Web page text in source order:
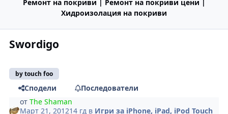
Ремонт на покриви | Ремонт на покриви цени |
Хидроизолация на покриви
Swordigo
by touch foo
Сподели
Последователи
отThe Shaman
Март 21, 201214 гд в Игри за iPhone, iPad, iPod Touch